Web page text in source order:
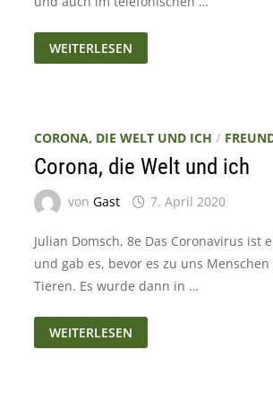
CORONA,
DIE
WELT
WEITERLESEN
CORONA, DIE WELT UND ICH /
Corona, die Welt und ich
vonGast 7. April 2020
Julian Domsch, 8e Das Coronavirus ist
und gab es, bevor es zu uns
Tieren. Es wurde dann in …
CORONA,
DIE
WELT
WEITERLESEN